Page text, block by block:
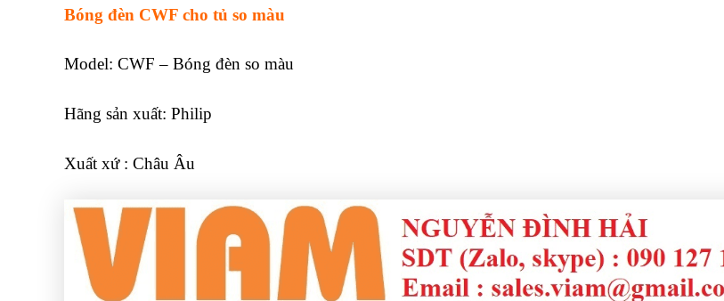
Bóng đèn CWF cho tủ so màu
Model: CWF – Bóng đèn so màu
Hãng sản xuất: Philip
Xuất xứ : Châu Âu